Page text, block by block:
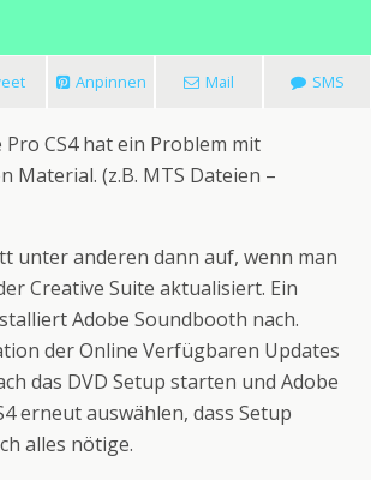
Anpinnen Mail SMS
CS4 hat ein Problem mit
Material. (z.B. MTS Dateien –
unter anderen dann auf, wenn man
Creative Suite aktualisiert. Ein
Adobe Soundbooth nach.
der Online Verfügbaren Updates
das DVD Setup starten und Adobe
erneut auswählen, dass Setup
alles nötige.